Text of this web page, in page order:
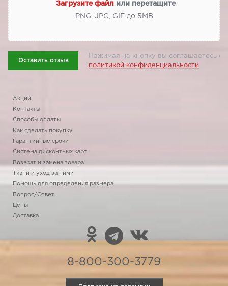
Загрузите файл или перетащите
PNG, JPG, GIF до 5МВ
Оставить отзыв
Нажимая на кнопку вы соглашаетесь с
политикой конфиденциальности
Акции
Контакты
Способы оплаты
Как сделать покупку
Гарантийные сроки
Система дисконтных карт
Возврат и замена товара
Ткани и уход за ними
Помощь для определения размера
Вопрос/Ответ
Цены
Доставка
8-800-300-3779